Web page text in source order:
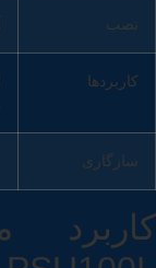
نصب
کاربردها
سازگاری